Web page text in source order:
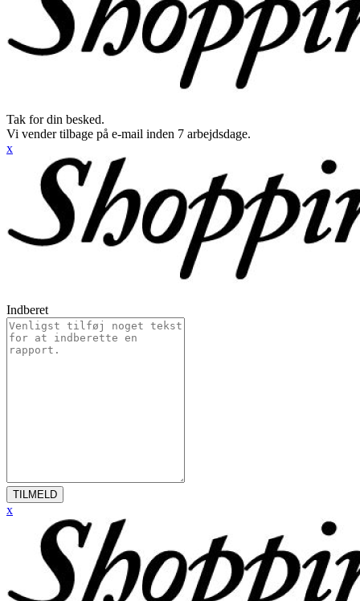
Tak for din besked.
Vi vender tilbage på e-mail inden 7 arbejdsdage.
x
Indberet
TILMELD
x